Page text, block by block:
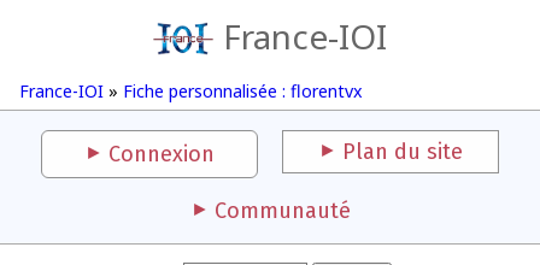
France-IOI
France-IOI » Fiche personnalisée : florentvx
Connexion Plan du site
Communauté